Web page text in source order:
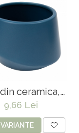
ceramica,
11.5*10 cm
9,66 Lei